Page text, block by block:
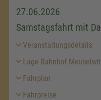
27.06.2026
Samstagsfahrt mit
Veranstaltungsdetails
Lage Bahnhof
Fahrplan
Fahrpreise